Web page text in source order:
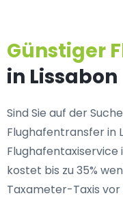
Günstiger
in Lissabon
Sind Sie auf der
Flughafentransfer in
Flughafentaxiservice
kostet bis zu 35%
Taxameter-Taxis vor